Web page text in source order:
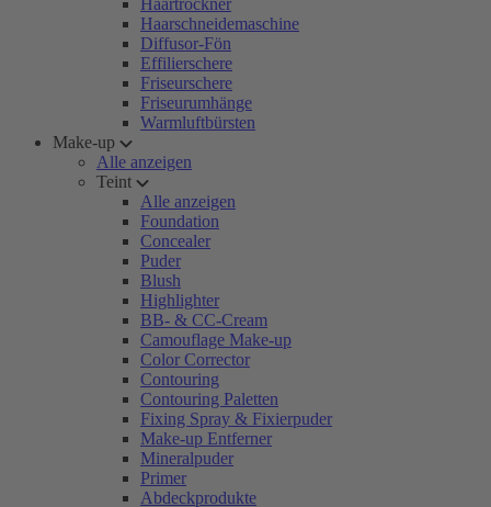
Haartrockner
Haarschneidemaschine
Diffusor-Fön
Effilierschere
Friseurschere
Friseurumhänge
Warmluftbürsten
Make-up
Alle anzeigen
Teint
Alle anzeigen
Foundation
Concealer
Puder
Blush
Highlighter
BB- & CC-Cream
Camouflage Make-up
Color Corrector
Contouring
Contouring Paletten
Fixing Spray & Fixierpuder
Make-up Entferner
Mineralpuder
Primer
Abdeckprodukte